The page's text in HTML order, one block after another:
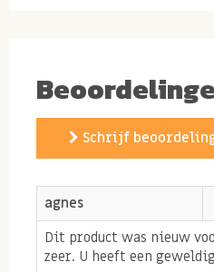
Schrijf
agnes
Dit product was nieuw
zeer. U heeft een